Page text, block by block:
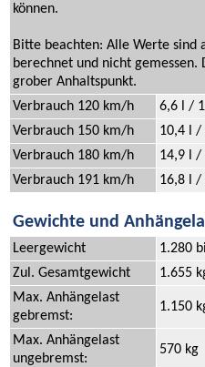
können.
Bitte beachten: Alle Werte sind
berechnet und nicht
grober Anhaltspunkt.
Verbrauch 120 km/h
6,6 l /
Verbrauch 150 km/h
10,4 l /
Verbrauch 180 km/h
14,9 l /
Verbrauch 191 km/h
16,8 l /
Gewichte und
Leergewicht
1.280
Zul. Gesamtgewicht
1.655
Max. Anhängelast
gebremst:
1.150
Max. Anhängelast
ungebremst:
570 kg